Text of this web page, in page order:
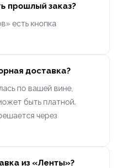
прошлый заказ?
есть кнопка
доставка?
по вашей вине,
быть платной.
через
из «Ленты»?